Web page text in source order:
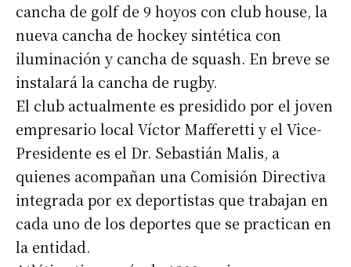
cancha de golf de 9 hoyos con club house, la
nueva cancha de hockey sintética con
iluminación y cancha de squash. En breve se
instalará la cancha de rugby.
El club actualmente es presidido por el joven
empresario local Víctor Mafferetti y el Vice-
Presidente es el Dr. Sebastián Malis, a
quienes acompañan una Comisión Directiva
integrada por ex deportistas que trabajan en
cada uno de los deportes que se practican en
la entidad.